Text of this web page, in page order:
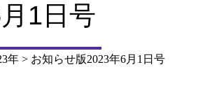
1日号
年 > お知らせ版2023年6月1日号